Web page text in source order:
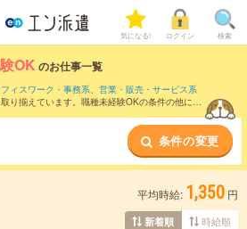
気になる! ログイン 検索
OK のお仕事一覧
ィスワーク・事務系、 営業・販売・サービス系
り揃えています。職種未経験OKの条件の他に、
条件の変更
平均時給: 1,350 円
新着順 時給順